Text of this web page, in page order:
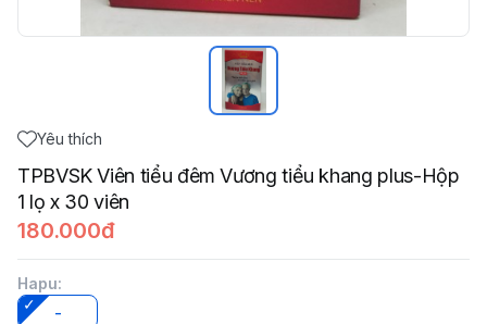
Yêu thích
TPBVSK Viên tiểu đêm Vương tiểu khang plus-Hộp
1 lọ x 30 viên
180.000đ
Hapu:
-